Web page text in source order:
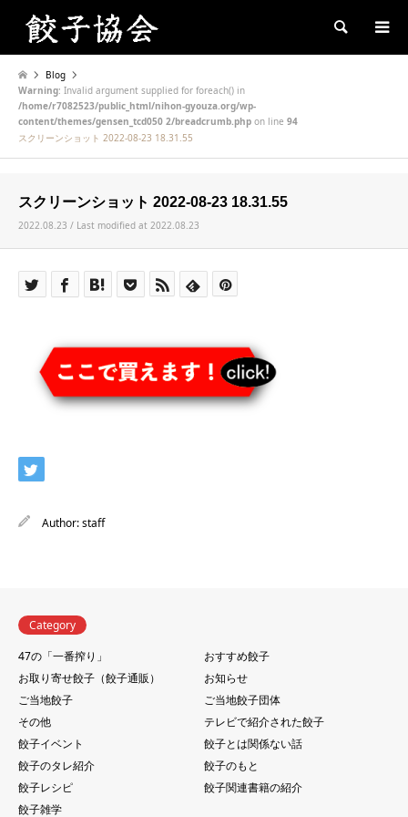
Search
Blog
Warning: Invalid argument supplied for foreach() in
/home/r7082523/public_html/nihon-gyouza.org/wp-
content/themes/gensen_tcd050 2/breadcrumb.php on line 94
スクリーンショット 2022-08-23 18.31.55
スクリーンショット 2022-08-23 18.31.55
2022.08.23 / Last modified at 2022.08.23
Author:staff
Category
47の「一番搾り」
おすすめ餃子
お取り寄せ餃子（餃子通販）
お知らせ
ご当地餃子
ご当地餃子団体
その他
テレビで紹介された餃子
餃子イベント
餃子とは関係ない話
餃子のタレ紹介
餃子のもと
餃子レシピ
餃子関連書籍の紹介
餃子雑学